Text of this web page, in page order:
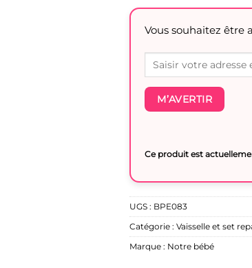
Vous souhaitez être
M’AVERTIR
Ce produit est
UGS : BPE083
Catégorie : Vaisselle et set
Marque : Notre bébé